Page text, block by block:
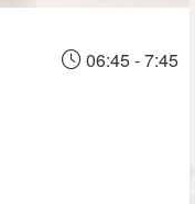
06:45 - 7:45